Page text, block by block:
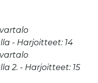
- Harjoitteet: 14
2. - Harjoitteet: 15